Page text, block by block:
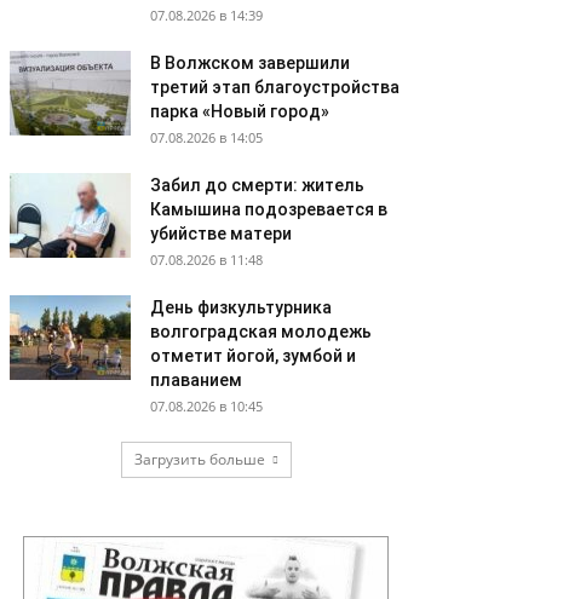
07.08.2026 в 14:39
В Волжском завершили
третий этап благоустройства
парка «Новый город»
07.08.2026 в 14:05
Забил до смерти: житель
Камышина подозревается в
убийстве матери
07.08.2026 в 11:48
День физкультурника
волгоградская молодежь
отметит йогой, зумбой и
плаванием
07.08.2026 в 10:45
Загрузить больше